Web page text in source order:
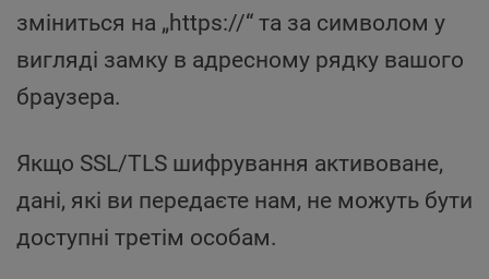
зміниться на „https://“ та за символом у
вигляді замку в адресному рядку вашого
браузера.
Якщо SSL/TLS шифрування активоване,
дані, які ви передаєте нам, не можуть бути
доступні третім особам.